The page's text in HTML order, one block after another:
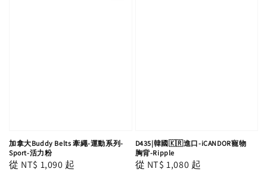
加拿大Buddy Belts 牽繩-運動系列-
Sport-活力粉
Regular
從 NT$ 1,090 起
D435|韓國🇰🇷進口-iCANDOR寵物
胸背-Ripple
Regular
從 NT$ 1,080 起